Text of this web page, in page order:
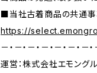
■当社古着商品の共通事
https://
－・－・－・－・－・－・－・
運営：株式会社エモング